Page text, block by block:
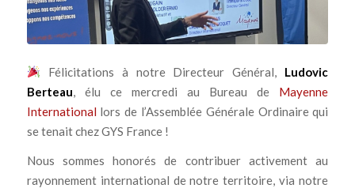
Félicitations à notre Directeur Général, Ludovic
Berteau , élu ce mercredi au Bureau de Mayenne
International lors de l’Assemblée Générale Ordinaire qui
se tenait chez GYS France !
Nous sommes honorés de contribuer activement au
rayonnement international de notre territoire, via notre